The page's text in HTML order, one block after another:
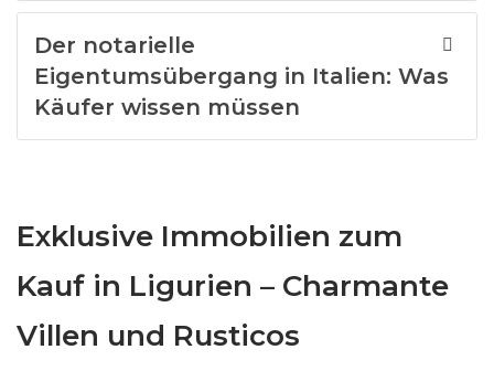
Der notarielle
Eigentumsübergang in Italien: Was
Käufer wissen müssen
Exklusive Immobilien zum
Kauf in Ligurien – Charmante
Villen und Rusticos